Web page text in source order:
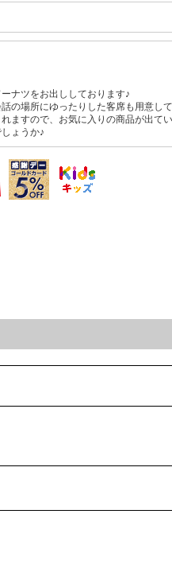
ナツをお出ししております♪
の場所にゆったりした客席も用意し
ますので、お気に入りの商品が出て
ょうか♪